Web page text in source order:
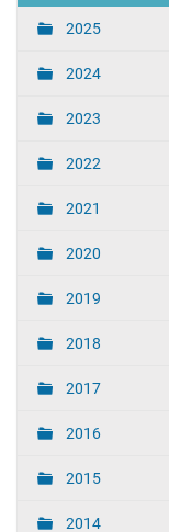
2025
2024
2023
2022
2021
2020
2019
2018
2017
2016
2015
2014